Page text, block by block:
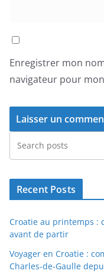
Enregistrer mon
navigateur pour
Recent Posts
Croatie au printemps :
avant de partir
Voyager en Croatie :
Charles-de-Gaulle